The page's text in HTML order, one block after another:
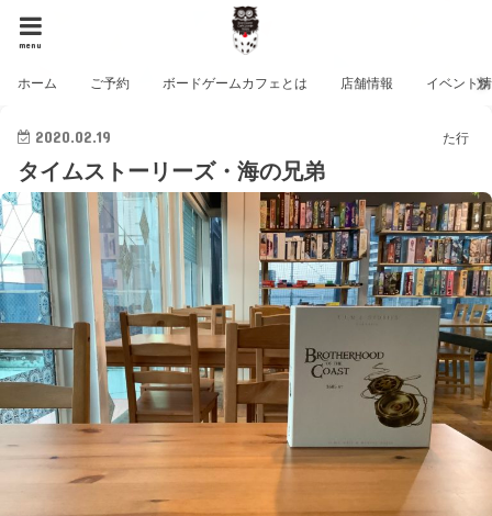
menu
ホーム ご予約 ボードゲームカフェとは 店舗情報 イベント
た行
2020.02.19
タイムストーリーズ・海の兄弟